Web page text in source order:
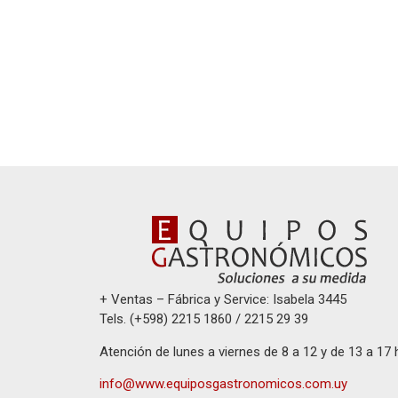
+ Ventas – Fábrica y Service: Isabela 3445
Tels. (+598) 2215 1860 / 2215 29 39
Atención de lunes a viernes de 8 a 12 y de 13 a 17
info@www.equiposgastronomicos.com.uy